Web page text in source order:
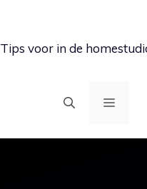
Tips voor in de
MENU